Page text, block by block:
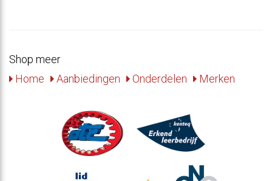
Shop meer
Home
Aanbiedingen Onderdelen Merken